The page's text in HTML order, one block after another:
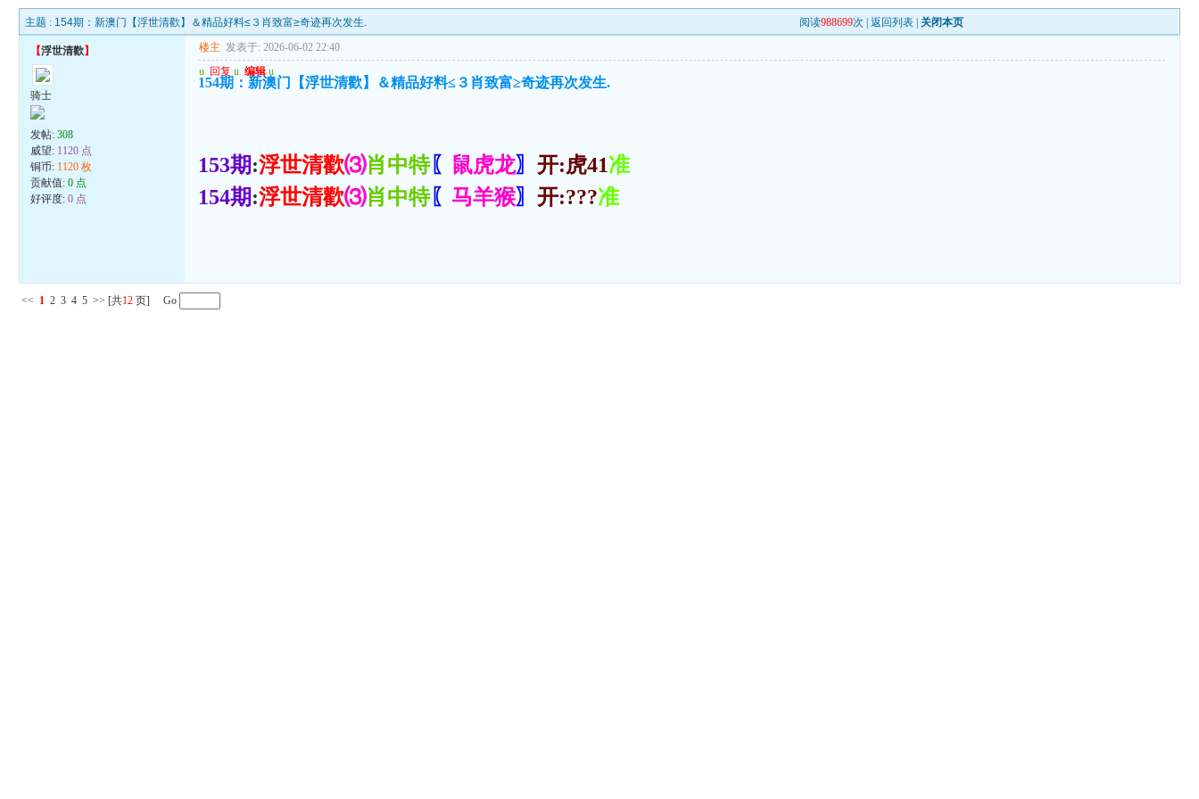
主题 : 154期：新澳门【浮世清歡】＆精品好料≤３肖致富≥奇迹再次发生. 阅读988699次 |返回列表 关闭本页
【浮世清歡】
骑士
发帖:308
威望: 1120 点
铜币: 1120 枚
贡献值:0 点
好评度:0 点
楼主 发表于: 2026-06-02 22:40
u 回复 u 编辑 u
154期：新澳门【浮世清歡】＆精品好料≤３肖致富≥奇迹再次发生.
153期:浮世清歡⑶肖中特〖 鼠虎龙〗开:虎41准
154期:浮世清歡⑶肖中特〖 马羊猴〗开:???准
<< 1 2 3 4 5 >> [共12 页] Go